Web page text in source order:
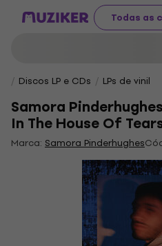
Todas as
Discos LP e CDs LPs de vinil
Samora
In The House Of
Marca: Samora Pinderhughes